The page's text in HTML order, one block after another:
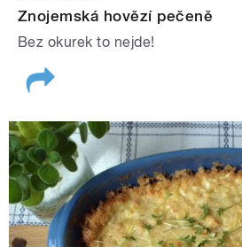
Znojemská hovězí pečeně
Bez okurek to nejde!